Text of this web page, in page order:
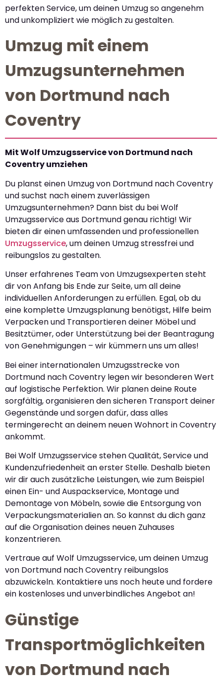
perfekten Service, um deinen Umzug so angenehm
und unkompliziert wie möglich zu gestalten.
Umzug mit einem
Umzugsunternehmen
von Dortmund nach
Coventry
Mit Wolf Umzugsservice von Dortmund nach
Coventry umziehen
Du planst einen Umzug von Dortmund nach Coventry
und suchst nach einem zuverlässigen
Umzugsunternehmen? Dann bist du bei Wolf
Umzugsservice aus Dortmund genau richtig! Wir
bieten dir einen umfassenden und professionellen
Umzugsservice, um deinen Umzug stressfrei und
reibungslos zu gestalten.
Unser erfahrenes Team von Umzugsexperten steht
dir von Anfang bis Ende zur Seite, um all deine
individuellen Anforderungen zu erfüllen. Egal, ob du
eine komplette Umzugsplanung benötigst, Hilfe beim
Verpacken und Transportieren deiner Möbel und
Besitztümer, oder Unterstützung bei der Beantragung
von Genehmigungen – wir kümmern uns um alles!
Bei einer internationalen Umzugsstrecke von
Dortmund nach Coventry legen wir besonderen Wert
auf logistische Perfektion. Wir planen deine Route
sorgfältig, organisieren den sicheren Transport deiner
Gegenstände und sorgen dafür, dass alles
termingerecht an deinem neuen Wohnort in Coventry
ankommt.
Bei Wolf Umzugsservice stehen Qualität, Service und
Kundenzufriedenheit an erster Stelle. Deshalb bieten
wir dir auch zusätzliche Leistungen, wie zum Beispiel
einen Ein- und Auspackservice, Montage und
Demontage von Möbeln, sowie die Entsorgung von
Verpackungsmaterialien an. So kannst du dich ganz
auf die Organisation deines neuen Zuhauses
konzentrieren.
Vertraue auf Wolf Umzugsservice, um deinen Umzug
von Dortmund nach Coventry reibungslos
abzuwickeln. Kontaktiere uns noch heute und fordere
ein kostenloses und unverbindliches Angebot an!
Günstige
Transportmöglichkeiten
von Dortmund nach